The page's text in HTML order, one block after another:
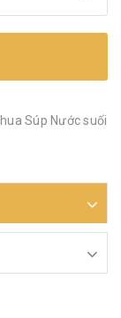
Súp Nước suối